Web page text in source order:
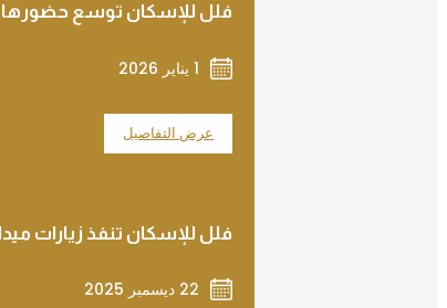
فلل للإسكان توسع حضورها
1 يناير 2026
عرض التفاصيل
فلل للإسكان تنفذ زيارات
22 ديسمبر 2025